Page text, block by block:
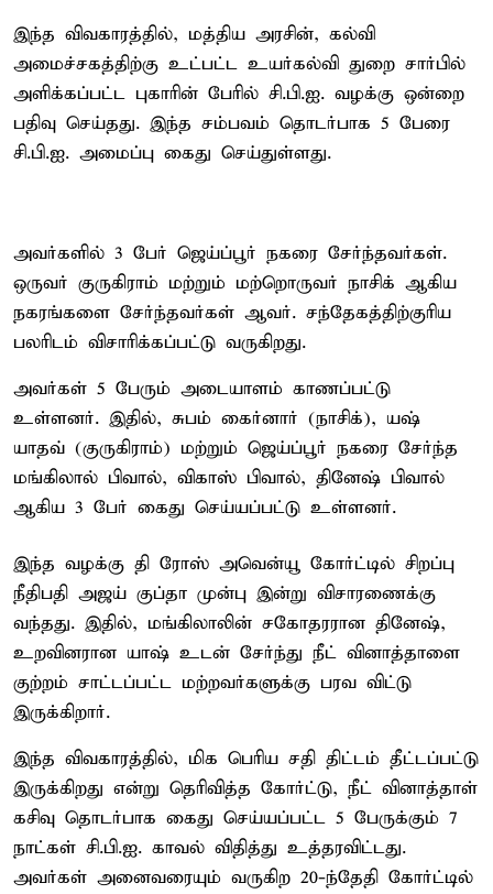
இந்த விவகாரத்தில், மத்திய அரசின், கல்வி
அமைச்சகத்திற்கு உட்பட்ட உயர்கல்வி துறை சார்பில்
அளிக்கப்பட்ட புகாரின் பேரில் சி.பி.ஐ. வழக்கு ஒன்றை
பதிவு செய்தது. இந்த சம்பவம் தொடர்பாக 5 பேரை
சி.பி.ஐ. அமைப்பு கைது செய்துள்ளது.
அவர்களில் 3 பேர் ஜெய்ப்பூர் நகரை சேர்ந்தவர்கள்.
ஒருவர் குருகிராம் மற்றும் மற்றொருவர் நாசிக் ஆகிய
நகரங்களை சேர்ந்தவர்கள் ஆவர். சந்தேகத்திற்குரிய
பலரிடம் விசாரிக்கப்பட்டு வருகிறது.
அவர்கள் 5 பேரும் அடையாளம் காணப்பட்டு
உள்ளனர். இதில், சுபம் கைர்னார் (நாசிக்), யஷ்
யாதவ் (குருகிராம்) மற்றும் ஜெய்ப்பூர் நகரை சேர்ந்த
மங்கிலால் பிவால், விகாஸ் பிவால், தினேஷ் பிவால்
ஆகிய 3 பேர் கைது செய்யப்பட்டு உள்ளனர்.
இந்த வழக்கு தி ரோஸ் அவென்யூ கோர்ட்டில் சிறப்பு
நீதிபதி அஜய் குப்தா முன்பு இன்று விசாரணைக்கு
வந்தது. இதில், மங்கிலாலின் சகோதரரான தினேஷ்,
உறவினரான யாஷ் உடன் சேர்ந்து நீட் வினாத்தாளை
குற்றம் சாட்டப்பட்ட மற்றவர்களுக்கு பரவ விட்டு
இருக்கிறார்.
இந்த விவகாரத்தில், மிக பெரிய சதி திட்டம் தீட்டப்பட்டு
இருக்கிறது என்று தெரிவித்த கோர்ட்டு, நீட் வினாத்தாள்
கசிவு தொடர்பாக கைது செய்யப்பட்ட 5 பேருக்கும் 7
நாட்கள் சி.பி.ஐ. காவல் விதித்து உத்தரவிட்டது.
அவர்கள் அனைவரையும் வருகிற 20-ந்தேதி கோர்ட்டில்